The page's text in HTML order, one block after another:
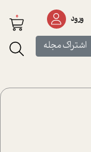
ورود
اشتراک مجله
0